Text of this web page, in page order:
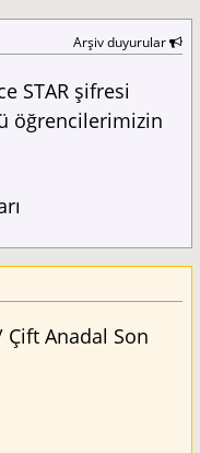
Arşiv duyurular
STAR şifresi
öğrencilerimizin
Çift Anadal Son